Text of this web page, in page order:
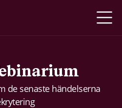
de senaste händelserna